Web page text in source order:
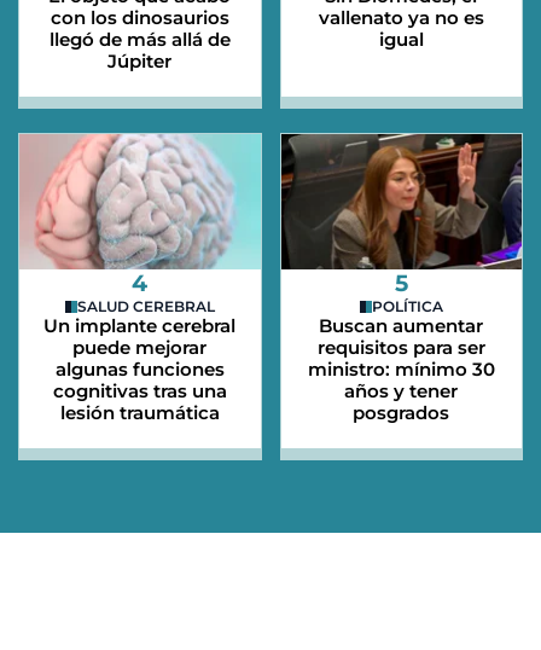
con los dinosaurios
llegó de más allá de
Júpiter
vallenato ya no es
igual
4
SALUD CEREBRAL
Un implante cerebral
puede mejorar
algunas funciones
cognitivas tras una
lesión traumática
5
POLÍTICA
Buscan aumentar
requisitos para ser
ministro: mínimo 30
años y tener
posgrados